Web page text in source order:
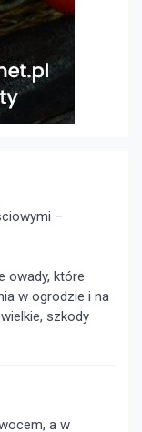
–
owady, które
w ogrodzie i na
szkody
a w